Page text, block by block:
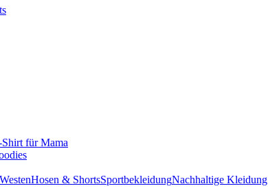
für Mama
Hosen & ShortsSportbekleidungNachhaltige Kleidung